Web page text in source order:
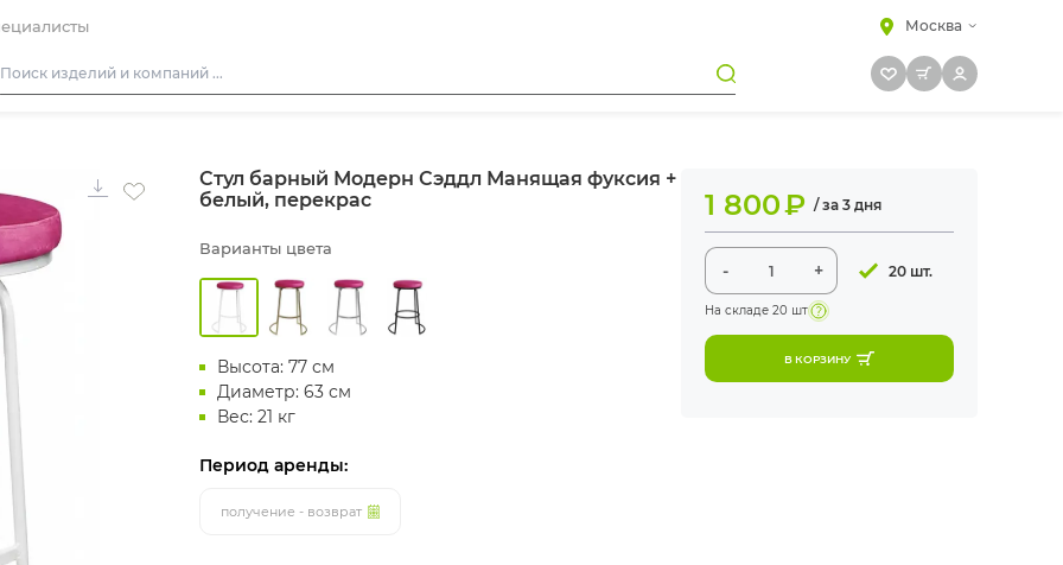
Москва
Диваны
Кресла
Стул барный Модерн Сэддл Манящая фуксия +
белый, перекрас
Варианты цвета
Высота: 77 см
Диаметр: 63 см
Вес: 21 кг
Период аренды:
получение - возврат
1 800₽ / за 3 дня
- + 20 шт.
На складе 20 шт
В КОРЗИНУ